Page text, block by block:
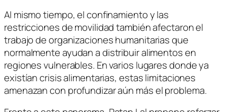
Al mismo tiempo, el confinamiento y las
restricciones de movilidad también afectaron el
trabajo de organizaciones humanitarias que
normalmente ayudan a distribuir alimentos en
regiones vulnerables. En varios lugares donde ya
existían crisis alimentarias, estas limitaciones
amenazan con profundizar aún más el problema.